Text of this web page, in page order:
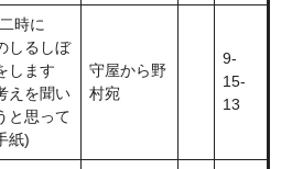
時に
しるしぼ
します
えを聞い
と思って
紙)
守屋から野
村宛
9-
15-
13